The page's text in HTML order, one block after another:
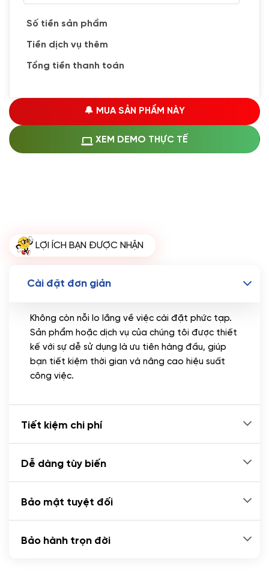
(+300.000 VND)
🔰 CÀI ĐẶT PLUGINS
Cài đặt plugin theo yêu cầu
Cài plugin xử lý thanh toán tự động qua
ngân hàng vietcombank, techcombank,
Zalopay, QR code...(+1.500.000 VND)
🔰 MUA KÈM DỊCH VỤ
hosting
Tên miền Quốc tế
Số tiền sản phẩm
Tiền dịch vụ thêm
Tổng tiền thanh toán
🔔 MUA SẢN PHẨM NÀY
XEM DEMO THỰC TẾ
LỢI ÍCH BẠN ĐƯỢC NHẬN
Cài đặt đơn giản
Không còn nỗi lo lắng về việc cài đặt phức tạp.
Sản phẩm hoặc dịch vụ của chúng tôi được thiết
kế với sự dễ sử dụng là ưu tiên hàng đầu, giúp
bạn tiết kiệm thời gian và nâng cao hiệu suất
công việc.
Tiết kiệm chi phí
Dễ dàng tùy biến
Bảo mật tuyệt đối
Bảo hành trọn đời